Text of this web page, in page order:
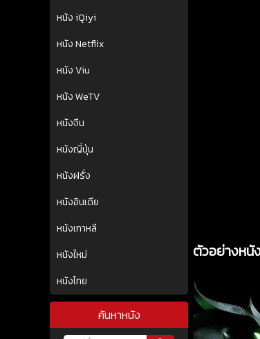
หนัง iQiyi
หนัง Netflix
หนัง Viu
หนัง WeTV
หนังจีน
หนังญี่ปุ่น
หนังฝรั่ง
หนังอินเดีย
หนังเกาหลี
หนังใหม่
หนังไทย
ค้นหาหนัง
ตัวอย่างหนั